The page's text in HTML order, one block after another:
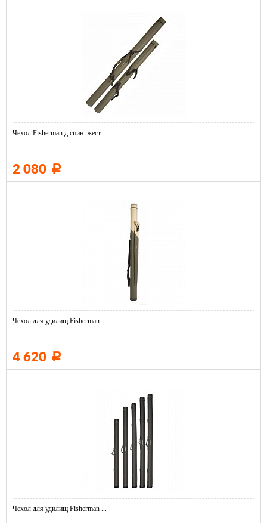
Чехол Fisherman д.спин. жест. ...
2 080 Р
Чехол для удилищ Fisherman ...
4 620 Р
Чехол для удилищ Fisherman ...